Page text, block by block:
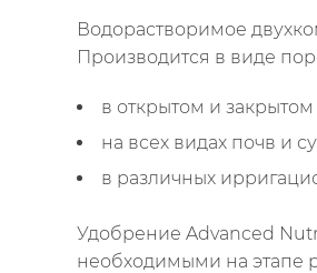
Водорастворимое
Производится в виде
в открытом и закрытом
на всех видах почв и
в различных
Удобрение Advanced
необходимыми на этапе